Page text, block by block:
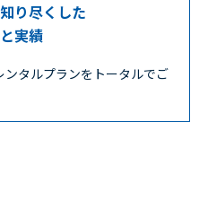
り尽くした
実績
タルプランをトータルでご